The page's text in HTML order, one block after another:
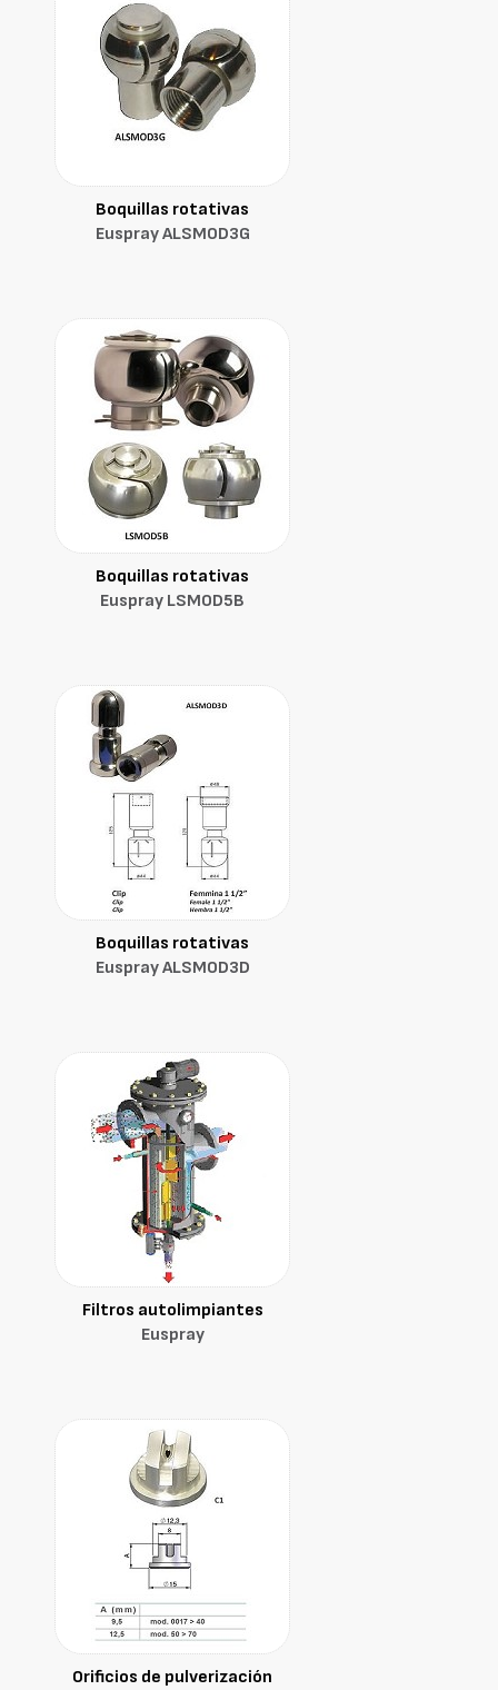
Boquillas rotativas
Euspray ALSMOD3G
Boquillas rotativas
Euspray LSMOD5B
Boquillas rotativas
Euspray ALSMOD3D
Filtros autolimpiantes
Euspray
Orificios de pulverización